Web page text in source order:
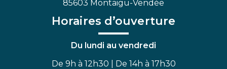
85603 Montaigu-Vendée
Horaires d’ouverture
Du lundi au vendredi
De 9h à 12h30 | De 14h à 17h30